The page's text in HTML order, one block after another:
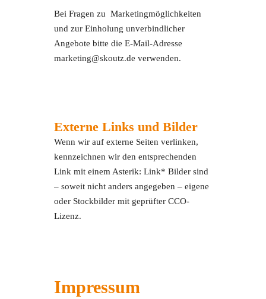
Bei Fragen zu Marketingmöglichkeiten
und zur Einholung unverbindlicher
Angebote bitte die E-Mail-Adresse
marketing@skoutz.de verwenden.
Externe Links und Bilder
Wenn wir auf externe Seiten verlinken,
kennzeichnen wir den entsprechenden
Link mit einem Asterik: Link* Bilder sind
– soweit nicht anders angegeben – eigene
oder Stockbilder mit geprüfter CCO-
Lizenz.
Impressum